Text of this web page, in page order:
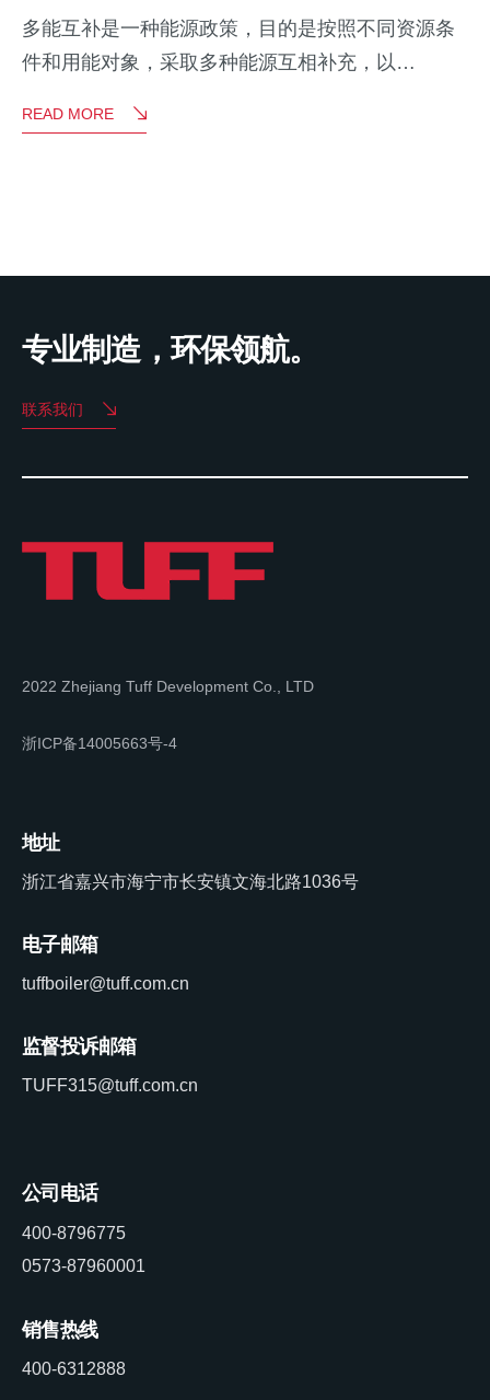
多能互补是一种能源政策，目的是按照不同资源条
件和用能对象，采取多种能源互相补充，以…
READ MORE
专业制造，环保领航。
联系我们
2022 Zhejiang Tuff Development Co., LTD
浙ICP备14005663号-4
地址
浙江省嘉兴市海宁市长安镇文海北路1036号
电子邮箱
tuffboiler@tuff.com.cn
监督投诉邮箱
TUFF315@tuff.com.cn
公司电话
400-8796775
0573-87960001
销售热线
400-6312888